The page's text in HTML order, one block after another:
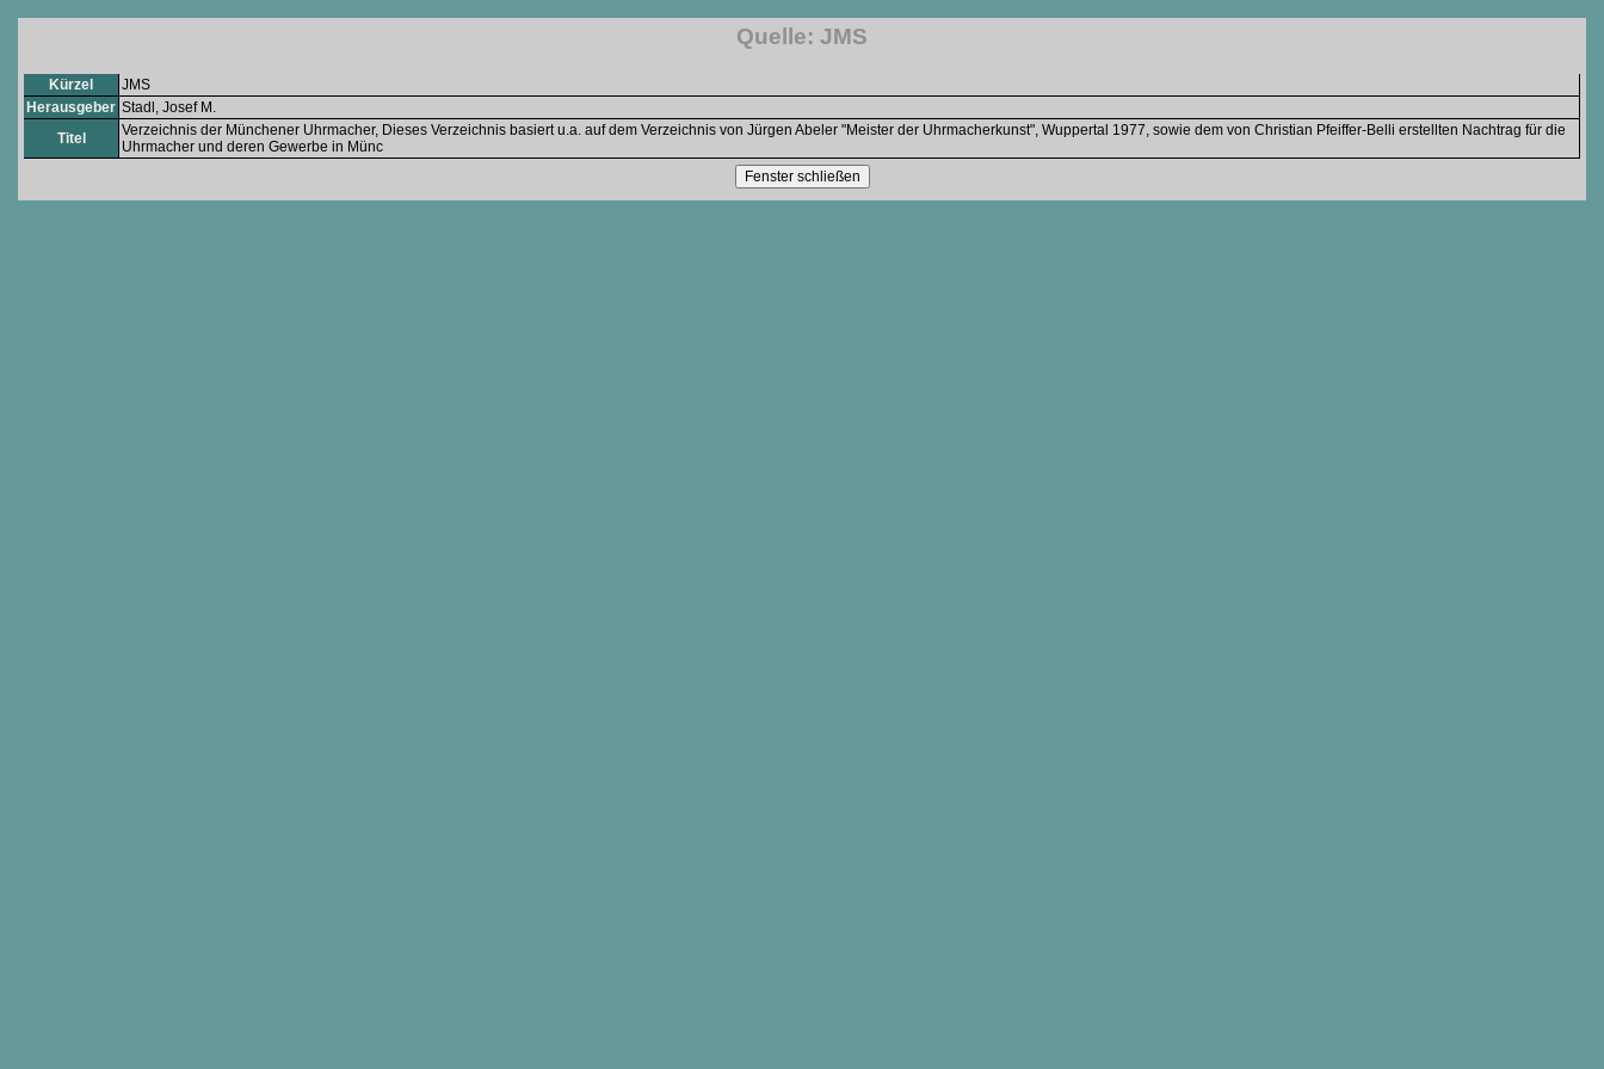
Quelle: JMS
Kürzel
JMS
Herausgeber Stadl, Josef M.
Titel
Verzeichnis der Münchener Uhrmacher, Dieses Verzeichnis basiert u.a. auf dem Verzeichnis von Jürgen Abeler "Meister der Uhrmacherkunst", Wuppertal 1977, sowie dem von Christian Pfeiffer-Belli erstellten Nachtrag für die
Uhrmacher und deren Gewerbe in Münc